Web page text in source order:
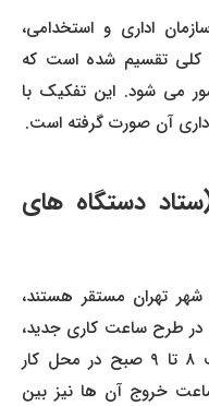
اداری و استخدامی،
تقسیم شده است که
می شود. این تفکیک با
آن صورت گرفته است.
دستگاه های
تهران مستقر هستند،
طرح ساعت کاری جدید،
کارمندان تهرانی می توانند بین ساعت ۸ تا ۹ صبح در محل کار
خروج آن ها نیز بین